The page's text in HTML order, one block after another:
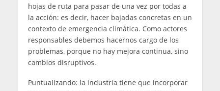
hojas de ruta para pasar de una vez por todas a
la acción: es decir, hacer bajadas concretas en un
contexto de emergencia climática. Como actores
responsables debemos hacernos cargo de los
problemas, porque no hay mejora continua, sino
cambios disruptivos.
Puntualizando: la industria tiene que incorporar